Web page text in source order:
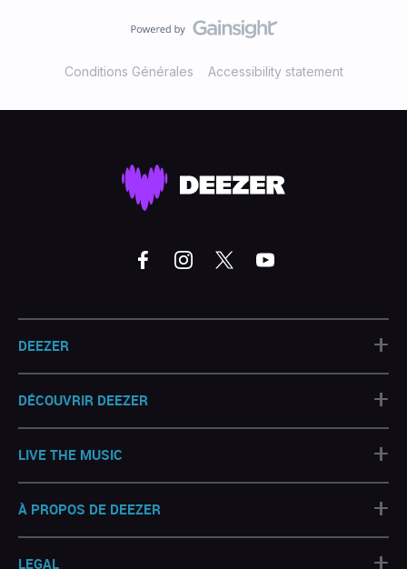
Conditions Générales Accessibility statement
DEEZER +
DÉCOUVRIR DEEZER +
LIVE THE MUSIC +
À PROPOS DE DEEZER +
LEGAL +